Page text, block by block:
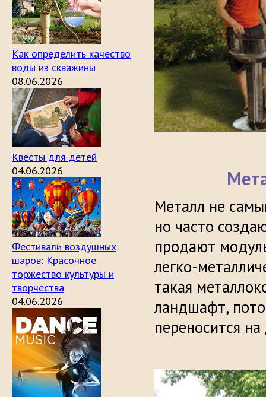
Как определить качество
воды из скважины
08.06.2026
Квесты для детей
04.06.2026
Фестивали воздушных
шаров: Красочное
торжество культуры и
творчества
04.06.2026
Металл не
но часто
продают
легко-
такая
ландшафт,
переносится